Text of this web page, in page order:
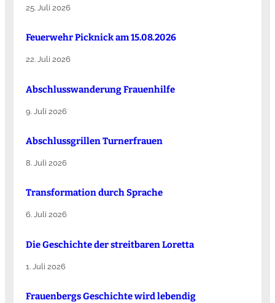
25. Juli 2026
Feuerwehr Picknick am 15.08.2026
22. Juli 2026
Abschlusswanderung Frauenhilfe
9. Juli 2026
Abschlussgrillen Turnerfrauen
8. Juli 2026
Transformation durch Sprache
6. Juli 2026
Die Ge­schich­te der streit­ba­ren Lo­ret­ta
1. Juli 2026
Frauenbergs Geschichte wird lebendig